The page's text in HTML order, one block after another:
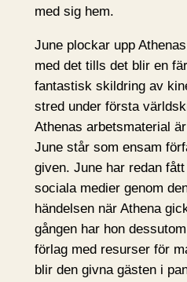
med sig hem.
June plockar upp
med det tills det blir en
fantastisk skildring av
stred under första
Athenas arbetsmaterial
June står som ensam
given. June har redan
sociala medier genom
händelsen när Athena
gången har hon
förlag med resurser för
blir den givna gästen i